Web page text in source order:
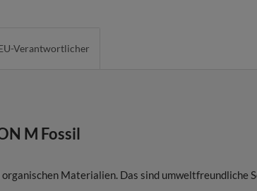
Verantwortlicher
M Fossil
Materialien. Das sind umweltfreundliche